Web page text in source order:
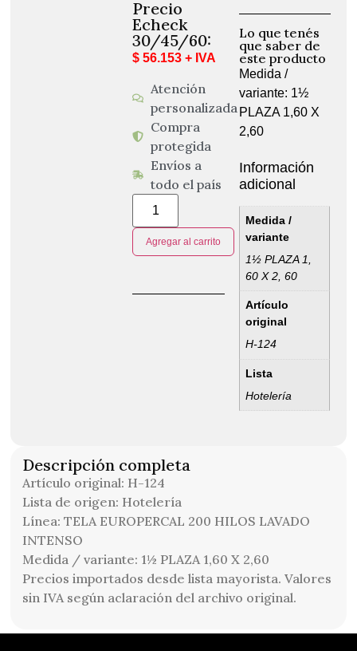
Precio
Echeck
30/45/60:
$ 56.153 + IVA
Atención
personalizada
Compra
protegida
Envíos a
todo el país
Agregar al carrito
Lo que tenés
que saber de
este producto
Medida /
variante: 1½
PLAZA 1,60 X
2,60
Información
adicional
Medida /
variante
1½ PLAZA 1,
60 X 2, 60
Artículo
original
H-124
Lista
Hotelería
Descripción completa
Artículo original: H-124
Lista de origen: Hotelería
Línea: TELA EUROPERCAL 200 HILOS LAVADO
INTENSO
Medida / variante: 1½ PLAZA 1,60 X 2,60
Precios importados desde lista mayorista. Valores
sin IVA según aclaración del archivo original.